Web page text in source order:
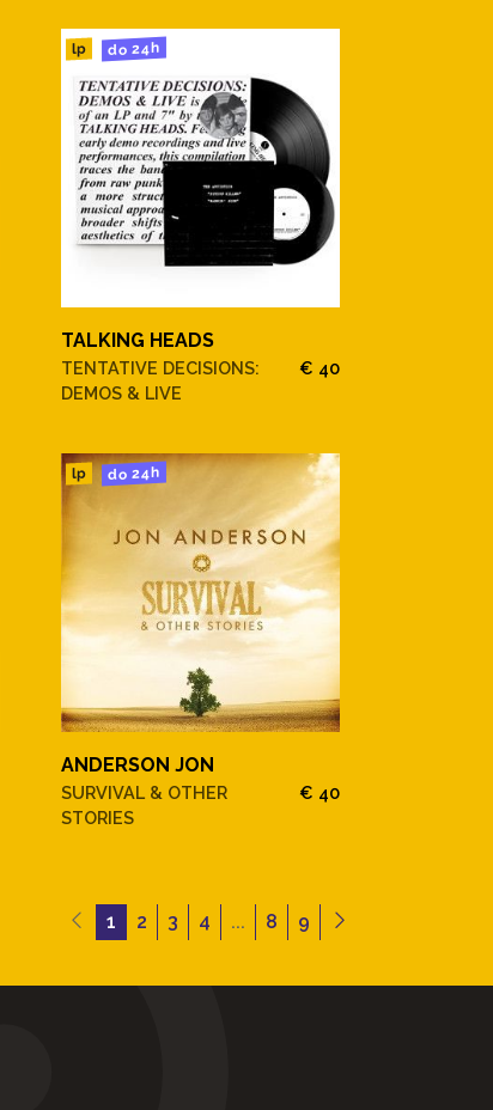
lp do 24h
TALKING HEADS
TENTATIVE DECISIONS:
DEMOS & LIVE
€ 40
lp do 24h
ANDERSON JON
SURVIVAL & OTHER
STORIES
€ 40
1 2 3 4 ... 8 9